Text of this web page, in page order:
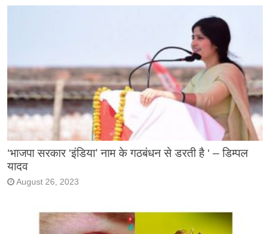
‘भाजपा सरकार ‘इंडिया’ नाम के गठबंधन से डरती है ‘ – डिम्पल
यादव
August 26, 2023